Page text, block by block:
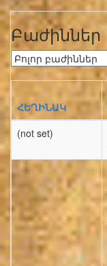
Բաժիններ
ՀԵՂԻՆԱԿ
(not set)